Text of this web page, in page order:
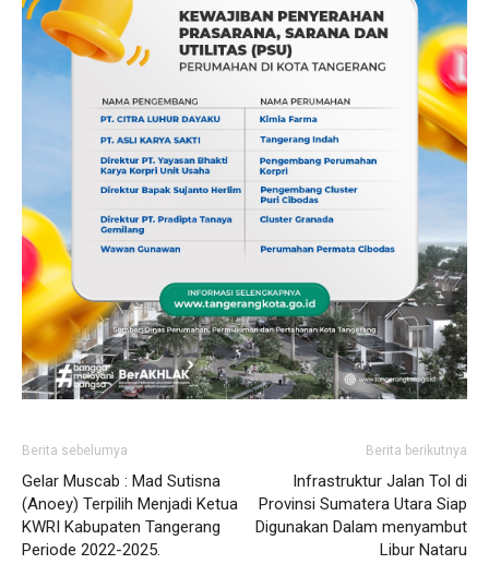
Berita sebelumya
Gelar Muscab : Mad Sutisna
(Anoey) Terpilih Menjadi Ketua
KWRI Kabupaten Tangerang
Periode 2022-2025.
Berita berikutnya
Infrastruktur Jalan Tol di
Provinsi Sumatera Utara Siap
Digunakan Dalam menyambut
Libur Nataru